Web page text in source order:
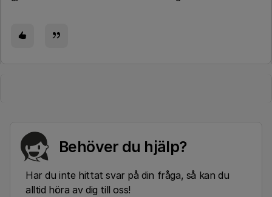
Behöver du hjälp?
Har du inte hittat svar på din fråga, så kan du
alltid höra av dig till oss!